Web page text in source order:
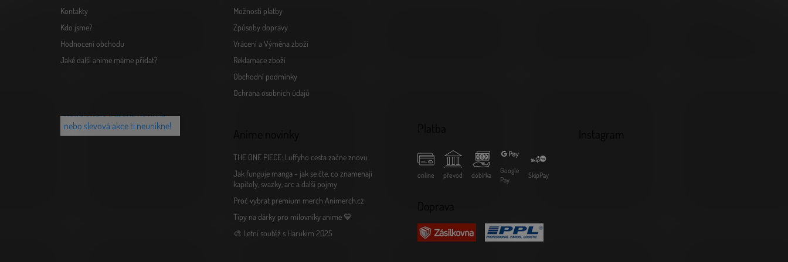
Kontakty
Kdo jsme?
Hodnocení obchodu
Jaké další anime máme přidat?
Možnosti platby
Způsoby dopravy
Vrácení a Výměna zboží
Reklamace zboží
Obchodní podmínky
Ochrana osobních údajů
Newsletteru a žádná novinka
nebo slevová akce ti neunikne!
THE ONE PIECE: Luffyho cesta začne znovu
Jak funguje manga - jak se čte, co znamenají
kapitoly, svazky, arc a další pojmy
Proč vybrat premium merch Animerch.cz
Tipy na dárky pro milovníky anime 💙
🎨 Letní soutěž s Harukim 2025
online převod dobírka
Google
Pay
SkipPay